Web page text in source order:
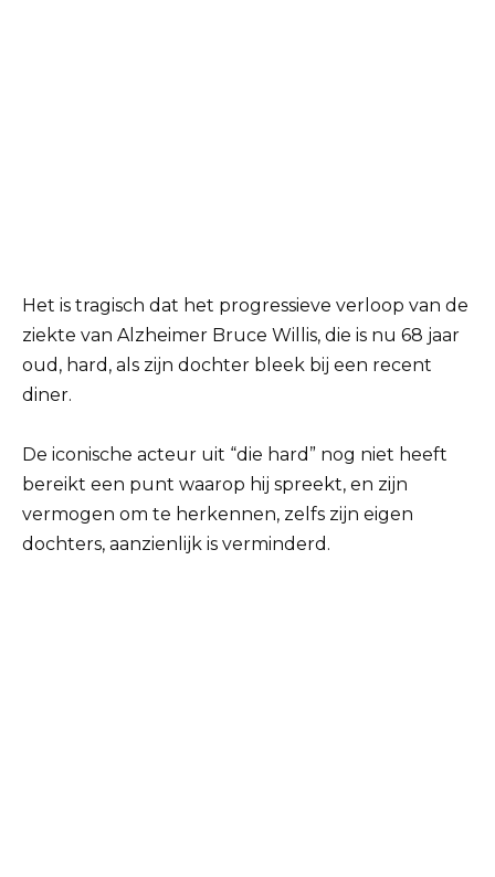
Het is tragisch dat het progressieve verloop van de
ziekte van Alzheimer Bruce Willis, die is nu 68 jaar
oud, hard, als zijn dochter bleek bij een recent
diner.
De iconische acteur uit “die hard” nog niet heeft
bereikt een punt waarop hij spreekt, en zijn
vermogen om te herkennen, zelfs zijn eigen
dochters, aanzienlijk is verminderd.